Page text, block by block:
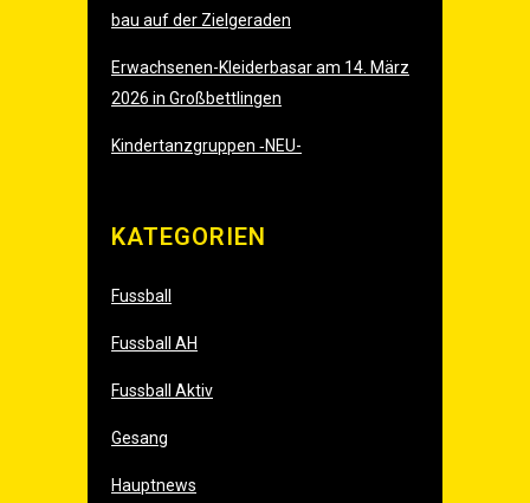
bau auf der Zielgeraden
Erwach­se­nen-Klei­der­ba­sar am 14. März
2026 in Großbettlingen
Kin­der­tanz­grup­pen ‑NEU-
KATE­GO­RIEN
Fussball
Fussball AH
Fussball Aktiv
Gesang
Hauptnews